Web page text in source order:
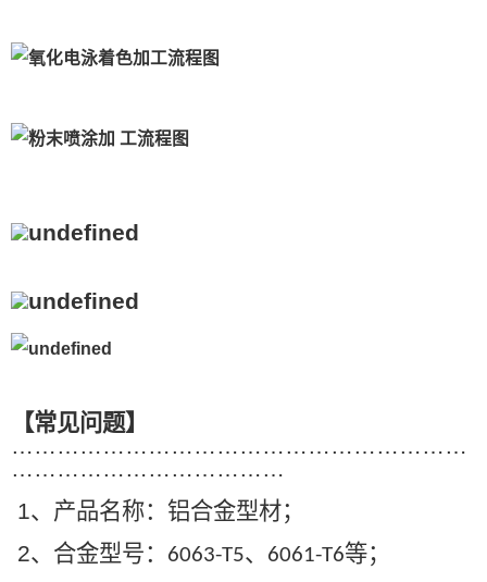
【常见问题】
……………………………………………………
………………………………
1、产品名称：铝合金型材；
2、合金型号： 6063-T5、 6061-T6等；